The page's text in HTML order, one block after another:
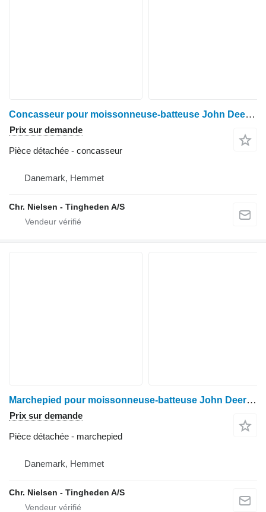
Concasseur pour moissonneuse-batteuse John Deere 1085
Prix sur demande
Pièce détachée - concasseur
Danemark, Hemmet
Chr. Nielsen - Tingheden A/S
Marchepied pour moissonneuse-batteuse John Deere 1085
Prix sur demande
Pièce détachée - marchepied
Danemark, Hemmet
Chr. Nielsen - Tingheden A/S